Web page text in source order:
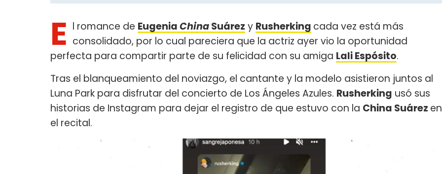
E l romance de EugeniaChinaSuárez y Rusherking cada vez está más
consolidado, por lo cual pareciera que la actriz ayer vio la oportunidad
perfecta para compartir parte de su felicidad con su amiga Lali Espósito.
Tras el blanqueamiento del noviazgo, el cantante y la modelo asistieron juntos al
Luna Park para disfrutar del concierto de Los Ángeles Azules. Rusherking usó sus
historias de Instagram para dejar el registro de que estuvo con la China Suárez en
el recital.